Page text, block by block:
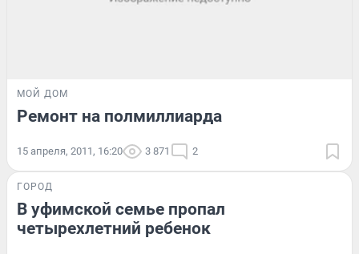
МОЙ ДОМ
Ремонт на полмиллиарда
15 апреля, 2011, 16:20 3 871 2
ГОРОД
В уфимской семье пропал
четырехлетний ребенок